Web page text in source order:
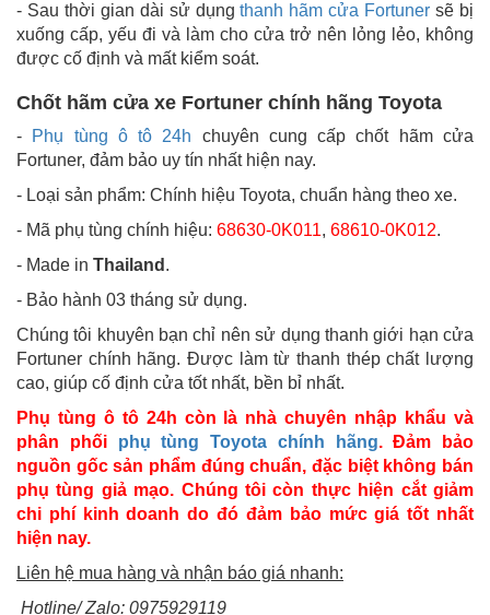
- Sau thời gian dài sử dụngthanh hãm cửa Fortuner sẽ bị
xuống cấp, yếu đi và làm cho cửa trở nên lỏng lẻo, không
được cố định và mất kiểm soát.
Chốt hãm cửa xe Fortuner chính hãng Toyota
- Phụ tùng ô tô 24h chuyên cung cấp chốt hãm cửa
Fortuner, đảm bảo uy tín nhất hiện nay.
- Loại sản phẩm: Chính hiệu Toyota, chuẩn hàng theo xe.
- Mã phụ tùng chính hiệu: 68630-0K011, 68610-0K012.
- Made in Thailand .
- Bảo hành 03 tháng sử dụng.
Chúng tôi khuyên bạn chỉ nên sử dụng thanh giới hạn cửa
Fortuner chính hãng. Được làm từ thanh thép chất lượng
cao, giúp cố định cửa tốt nhất, bền bỉ nhất.
Phụ tùng ô tô 24h còn là nhà chuyên nhập khẩu và
phân phối phụ tùng Toyota chính hãng. Đảm bảo
nguồn gốc sản phẩm đúng chuẩn, đặc biệt không bán
phụ tùng giả mạo. Chúng tôi còn thực hiện cắt giảm
chi phí kinh doanh do đó đảm bảo mức giá tốt nhất
hiện nay.
Liên hệ mua hàng và nhận báo giá nhanh:
Hotline/ Zalo: 0975929119